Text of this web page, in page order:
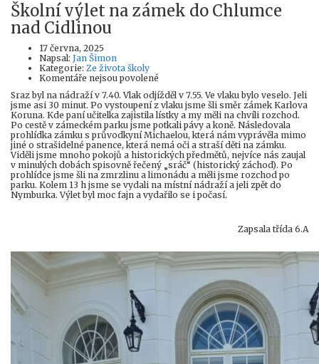
Školní výlet na zámek do Chlumce
nad Cidlinou
17 června, 2025
Napsal: Author
Jan Šimon
Kategorie: Ze života školy
Komentáře nejsou povolené
s
názvem
Školní
výlet
na
zámek
do
Chlumce
nad
Cidlinou
Sraz byl na nádraží v 7.40. Vlak odjížděl v 7.55. Ve vlaku bylo veselo. Jeli
jsme asi 30 minut. Po vystoupení z vlaku jsme šli směr zámek Karlova
Koruna. Kde paní učitelka zajistila lístky a my měli na chvíli rozchod.
Po cestě v zámeckém parku jsme potkali pávy a koně. Následovala
prohlídka zámku s průvodkyní Michaelou, která nám vyprávěla mimo
jiné o strašidelné panence, která nemá oči a straší děti na zámku.
Viděli jsme mnoho pokojů a historických předmětů, nejvíce nás zaujal
v minulých dobách spisovně řečený „sráč“ (historický záchod). Po
prohlídce jsme šli na zmrzlinu a limonádu a měli jsme rozchod po
parku. Kolem 13 h jsme se vydali na místní nádraží a jeli zpět do
Nymburka. Výlet byl moc fajn a vydařilo se i počasí.
Zapsala třída 6.A